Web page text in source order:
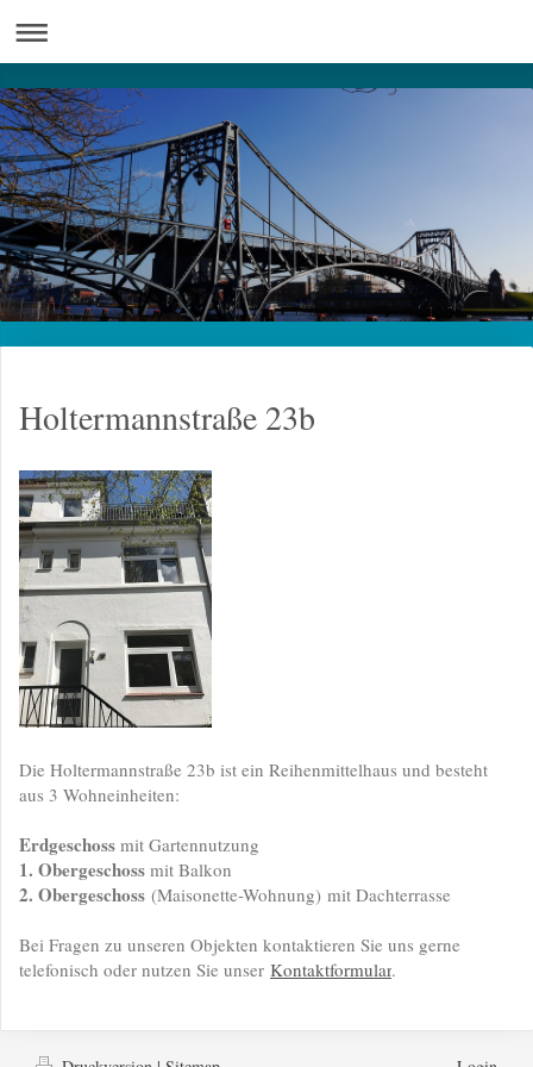
Holtermannstraße 23b
Die Holtermannstraße 23b ist ein Reihenmittelhaus und besteht
aus 3 Wohneinheiten:
Erdgeschoss mit Gartennutzung
1. Obergeschoss mit Balkon
2. Obergeschoss (Maisonette-Wohnung) mit Dachterrasse
Bei Fragen zu unseren Objekten kontaktieren Sie uns gerne
telefonisch oder nutzen Sie unser Kontaktformular.